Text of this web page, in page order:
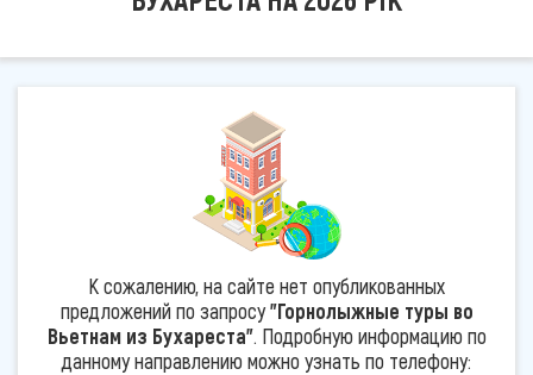
К сожалению, на сайте нет опубликованных
предложений по запросу"Горнолыжные туры во
Вьетнам из Бухареста". Подробную информацию по
данному направлению можно узнать по телефону: